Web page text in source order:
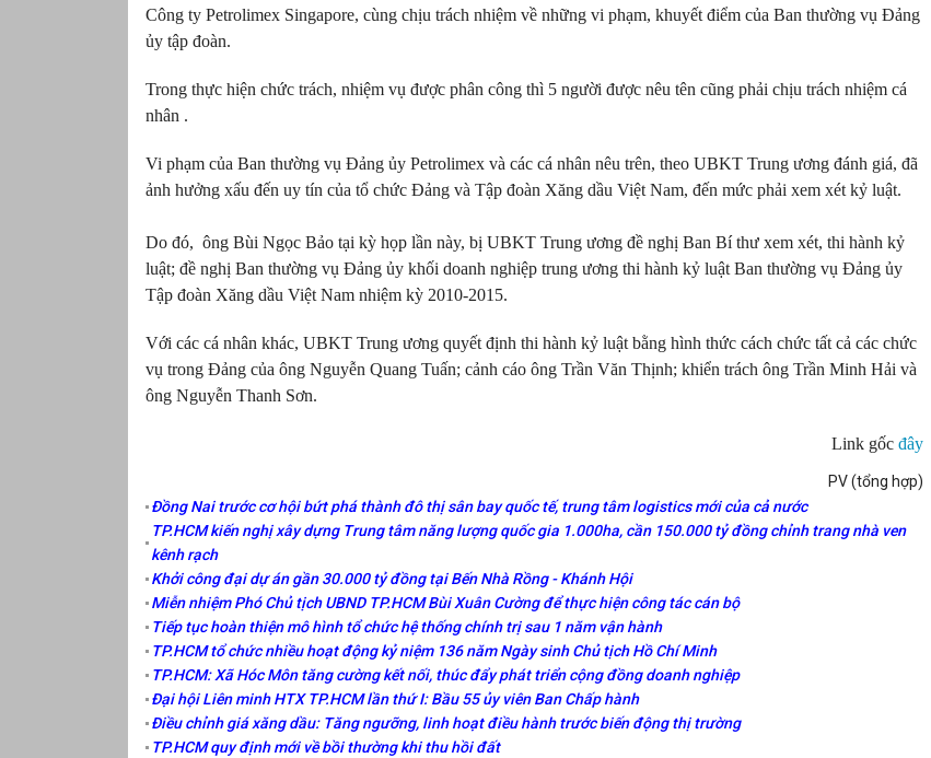
Công ty Petrolimex Singapore, cùng chịu trách nhiệm về những vi phạm, khuyết điểm của Ban thường vụ Đảng
ủy tập đoàn.
Trong thực hiện chức trách, nhiệm vụ được phân công thì 5 người được nêu tên cũng phải chịu trách nhiệm cá
nhân .
Vi phạm của Ban thường vụ Đảng ủy Petrolimex và các cá nhân nêu trên, theo UBKT Trung ương đánh giá, đã
ảnh hưởng xấu đến uy tín của tổ chức Đảng và Tập đoàn Xăng dầu Việt Nam, đến mức phải xem xét kỷ luật.
Do đó, ông Bùi Ngọc Bảo tại kỳ họp lần này, bị UBKT Trung ương đề nghị Ban Bí thư xem xét, thi hành kỷ
luật; đề nghị Ban thường vụ Đảng ủy khối doanh nghiệp trung ương thi hành kỷ luật Ban thường vụ Đảng ủy
Tập đoàn Xăng dầu Việt Nam nhiệm kỳ 2010-2015.
Với các cá nhân khác, UBKT Trung ương quyết định thi hành kỷ luật bằng hình thức cách chức tất cả các chức
vụ trong Đảng của ông Nguyễn Quang Tuấn; cảnh cáo ông Trần Văn Thịnh; khiển trách ông Trần Minh Hải và
ông Nguyễn Thanh Sơn.
Link gốcđây
PV (tổng hợp)
Đồng Nai trước cơ hội bứt phá thành đô thị sân bay quốc tế, trung tâm logistics mới của cả nước
TP.HCM kiến nghị xây dựng Trung tâm năng lượng quốc gia 1.000ha, cần 150.000 tỷ đồng chỉnh trang nhà ven
kênh rạch
Khởi công đại dự án gần 30.000 tỷ đồng tại Bến Nhà Rồng - Khánh Hội
Miễn nhiệm Phó Chủ tịch UBND TP.HCM Bùi Xuân Cường để thực hiện công tác cán bộ
Tiếp tục hoàn thiện mô hình tổ chức hệ thống chính trị sau 1 năm vận hành
TP.HCM tổ chức nhiều hoạt động kỷ niệm 136 năm Ngày sinh Chủ tịch Hồ Chí Minh
TP.HCM: Xã Hóc Môn tăng cường kết nối, thúc đẩy phát triển cộng đồng doanh nghiệp
Đại hội Liên minh HTX TP.HCM lần thứ I: Bầu 55 ủy viên Ban Chấp hành
Điều chỉnh giá xăng dầu: Tăng ngưỡng, linh hoạt điều hành trước biến động thị trường
TP.HCM quy định mới về bồi thường khi thu hồi đất